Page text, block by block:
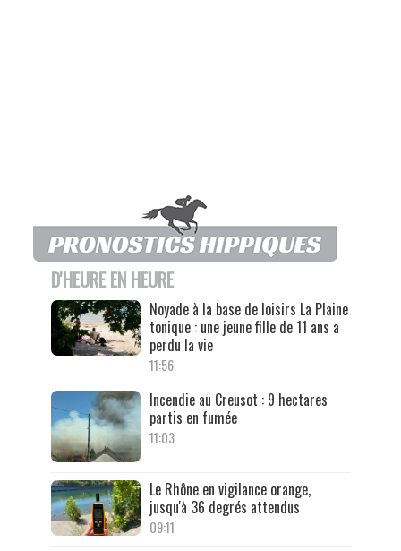
D'HEURE EN HEURE
Noyade à la base de loisirs La Plaine
tonique : une jeune fille de 11 ans a
perdu la vie
11:56
Incendie au Creusot : 9 hectares
partis en fumée
11:03
Le Rhône en vigilance orange,
jusqu'à 36 degrés attendus
09:11